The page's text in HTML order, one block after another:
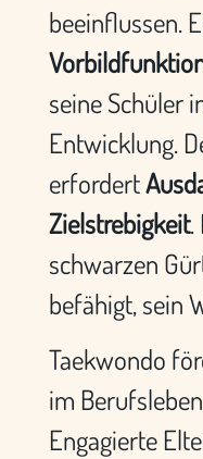
beeinflussen.
seine Schüler
Entwicklung.
erfordert
Zielstrebigkeit.
schwarzen
befähigt, sein
Taekwondo
im
Engagierte